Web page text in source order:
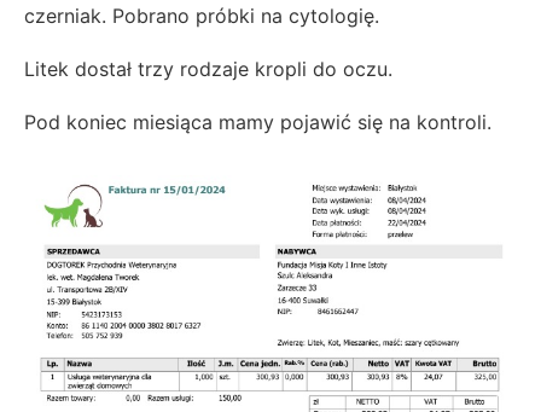
czerniak. Pobrano próbki na cytologię.
Litek dostał trzy rodzaje kropli do oczu.
Pod koniec miesiąca mamy pojawić się na kontroli.